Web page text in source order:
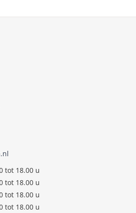
tot 18.00 u
tot 18.00 u
tot 18.00 u
tot 18.00 u